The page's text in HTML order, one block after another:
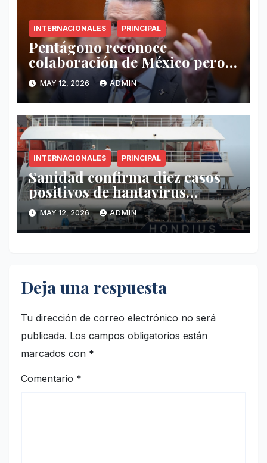
INTERNACIONALES PRINCIPAL
Pentágono reconoce
colaboración de México pero
exige mayor operatividad
antidrogas
MAY 12, 2026 ADMIN
INTERNACIONALES PRINCIPAL
Sanidad confirma diez casos
positivos de hantavirus
vinculados al crucero MV
Hondius
MAY 12, 2026 ADMIN
Deja una respuesta
Tu dirección de correo electrónico no será
publicada. Los campos obligatorios están
marcados con *
Comentario *